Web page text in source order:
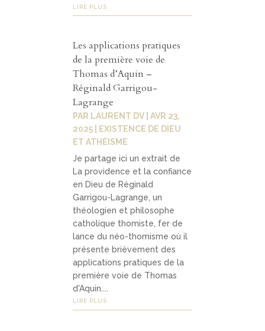
LIRE PLUS
Les applications pratiques
de la première voie de
Thomas d’Aquin –
Réginald Garrigou-
Lagrange
PAR LAURENT DV |AVR 23,
2025
EXISTENCE DE DIEU
ET ATHÉISME
Je partage ici un extrait de
La providence et la confiance
en Dieu de Réginald
Garrigou-Lagrange, un
théologien et philosophe
catholique thomiste, fer de
lance du néo-thomisme où il
présente brièvement des
applications pratiques de la
première voie de Thomas
d'Aquin....
LIRE PLUS